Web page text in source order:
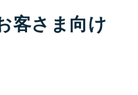
客さま向け